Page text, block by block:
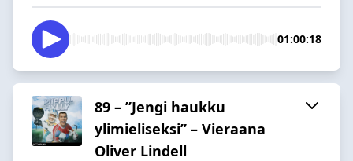
01:00:18
89 – ”Jengi haukku
ylimieliseksi” – Vieraana
Oliver Lindell